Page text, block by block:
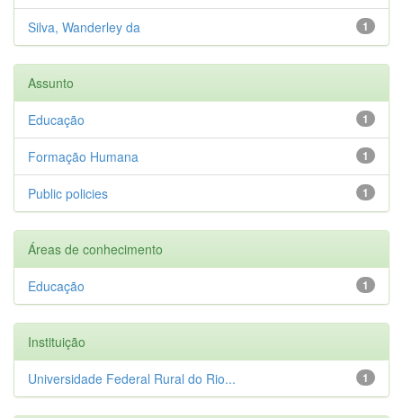
1
Silva, Wanderley da
Assunto
1
Educação
1
Formação Humana
1
Public policies
Áreas de conhecimento
1
Educação
Instituição
1
Universidade Federal Rural do Rio...